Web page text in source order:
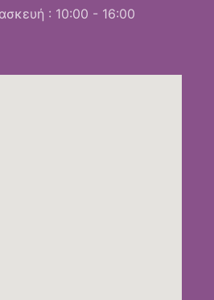
: 10:00 - 16:00